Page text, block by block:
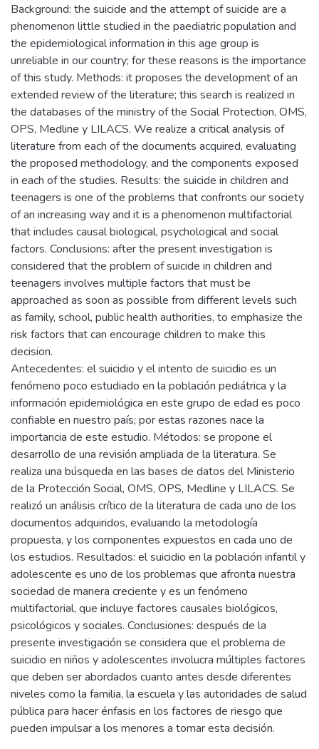
Background: the suicide and the attempt of suicide are a
phenomenon little studied in the paediatric population and
the epidemiological information in this age group is
unreliable in our country; for these reasons is the importance
of this study. Methods: it proposes the development of an
extended review of the literature; this search is realized in
the databases of the ministry of the Social Protection, OMS,
OPS, Medline y LILACS. We realize a critical analysis of
literature from each of the documents acquired, evaluating
the proposed methodology, and the components exposed
in each of the studies. Results: the suicide in children and
teenagers is one of the problems that confronts our society
of an increasing way and it is a phenomenon multifactorial
that includes causal biological, psychological and social
factors. Conclusions: after the present investigation is
considered that the problem of suicide in children and
teenagers involves multiple factors that must be
approached as soon as possible from different levels such
as family, school, public health authorities, to emphasize the
risk factors that can encourage children to make this
decision.
Antecedentes: el suicidio y el intento de suicidio es un
fenómeno poco estudiado en la población pediátrica y la
información epidemiológica en este grupo de edad es poco
confiable en nuestro país; por estas razones nace la
importancia de este estudio. Métodos: se propone el
desarrollo de una revisión ampliada de la literatura. Se
realiza una búsqueda en las bases de datos del Ministerio
de la Protección Social, OMS, OPS, Medline y LILACS. Se
realizó un análisis crítico de la literatura de cada uno de los
documentos adquiridos, evaluando la metodología
propuesta, y los componentes expuestos en cada uno de
los estudios. Resultados: el suicidio en la población infantil y
adolescente es uno de los problemas que afronta nuestra
sociedad de manera creciente y es un fenómeno
multifactorial, que incluye factores causales biológicos,
psicológicos y sociales. Conclusiones: después de la
presente investigación se considera que el problema de
suicidio en niños y adolescentes involucra múltiples factores
que deben ser abordados cuanto antes desde diferentes
niveles como la familia, la escuela y las autoridades de salud
pública para hacer énfasis en los factores de riesgo que
pueden impulsar a los menores a tomar esta decisión.